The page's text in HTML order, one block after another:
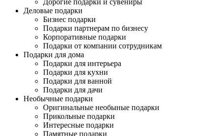
Дорогие подарки и сувениры
Деловые подарки
Бизнес подарки
Подарки партнерам по бизнесу
Корпоративные подарки
Подарки от компании сотрудникам
Подарки для дома
Подарки для интерьера
Подарки для кухни
Подарки для ванной
Подарки для дачи
Необычные подарки
Оригинальные необыные подарки
Прикольные подарки
Интересные подарки
Памятные подарки